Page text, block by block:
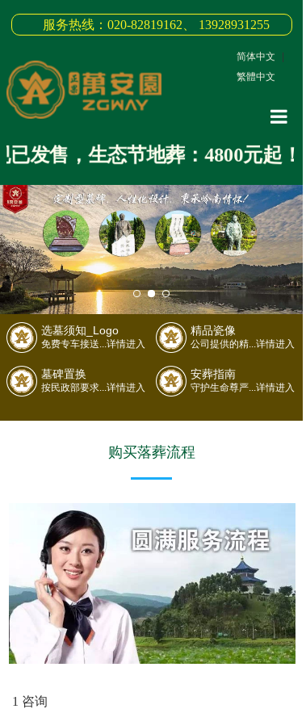
网站
3D
新闻
墓
缅怀
联系
服务热线：020-82819162、 13928931255
简体中文
繁體中文
发售，生态节地葬：4800元起！
选墓须知_Logo
免费专车接送...详情进入
精品瓷像
公司提供的精...详情进入
墓碑置换
按民政部要求...详情进入
安葬指南
守护生命尊严...详情进入
购买落葬流程
1 咨询